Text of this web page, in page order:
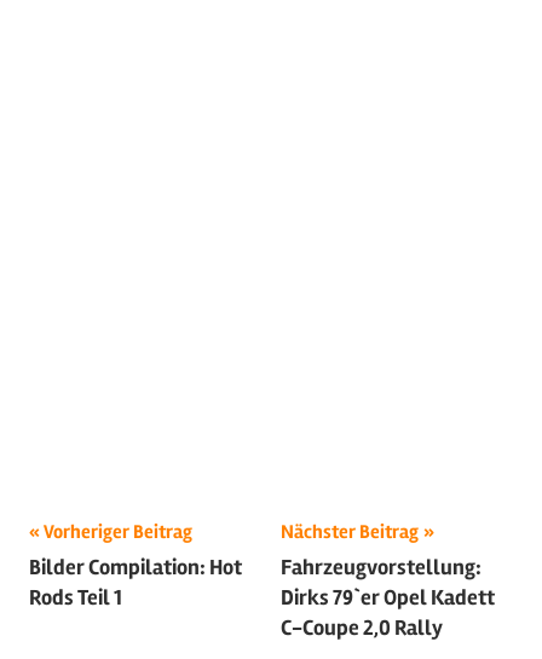
Schlagwörter:
2015,
Oldtimer,
Beitragsnavigation
Vorheriger Beitrag
Bilder Compilation: Hot
Rods Teil 1
Nächster Beitrag
Fahrzeugvorstellung:
Dirks 79`er Opel Kadett
C-Coupe 2,0 Rally